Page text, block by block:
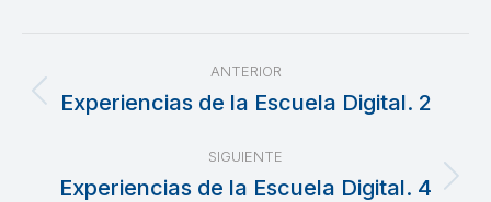
Navegación
entre
publicaciones
ANTERIOR
Publicación
Experiencias de la Escuela Digital. 2
SIGUIENTE
Publicación
Experiencias de la Escuela Digital. 4